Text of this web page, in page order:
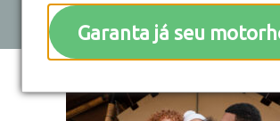
Garanta já seu